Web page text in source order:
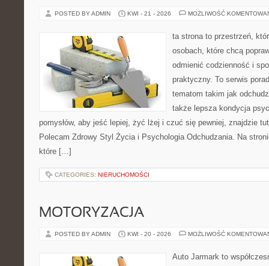
POSTED BY ADMIN KWI - 21 - 2026 MOŻLIWOŚĆ
ta strona to przestrzeń,
osobach, które chcą
odmienić codzienność i
praktyczny. To serwis
tematom takim jak
także lepsza kondycja
pomysłów, aby jeść lepiej, żyć lżej i czuć się pewniej, znajdzie
Polecam Zdrowy Styl Życia i Psychologia Odchudzania. Na
które […]
CATEGORIES: NIERUCHOMOŚCI
MOTORYZACJA
POSTED BY ADMIN KWI - 20 - 2026 MOŻLIWOŚĆ
Auto Jarmark to